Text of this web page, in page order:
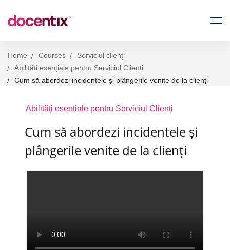
Home Courses
Serviciul clienți
Abilități esențiale pentru Serviciul Clienți
Cum să abordezi incidentele și plângerile venite de la clienți
Abilități esențiale pentru Serviciul Clienți
Cum să abordezi incidentele și
plângerile venite de la clienți